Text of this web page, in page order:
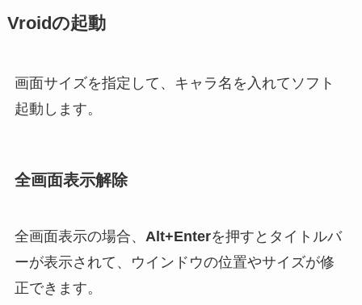
Vroidの起動
画面サイズを指定して、キャラ名を入れてソフト
起動します。
全画面表示解除
全画面表示の場合、 Alt+Enterを押すとタイトルバ
ーが表示されて、ウインドウの位置やサイズが修
正できます。